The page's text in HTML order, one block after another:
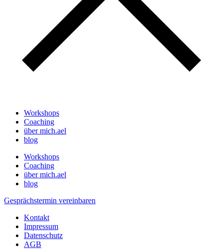
Workshops
Coaching
über mich.ael
blog
Workshops
Coaching
über mich.ael
blog
Gesprächstermin vereinbaren
Kontakt
Impressum
Datenschutz
AGB